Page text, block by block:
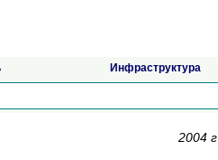
Инфраструктура
2004 г